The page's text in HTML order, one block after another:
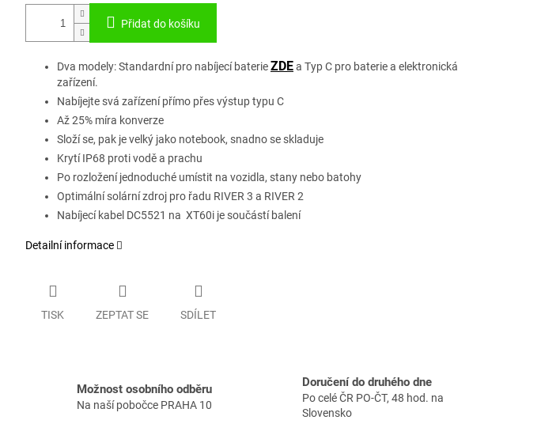
Přidat do košíku
Dva modely: Standardní pro nabíjecí baterieZDEa Typ C pro baterie a elektronická
zařízení.
Nabíjejte svá zařízení přímo přes výstup typu C
Až 25% míra konverze
Složí se, pak je velký jako notebook, snadno se skladuje
Krytí IP68 proti vodě a prachu
Po rozložení jednoduché umístit na vozidla, stany nebo batohy
Optimální solární zdroj pro řadu RIVER 3 a RIVER 2
Nabíjecí kabel DC5521 na XT60i je součástí balení
Detailní informace
TISK ZEPTAT SE SDÍLET
Možnost osobního odběru
Na naší pobočce PRAHA 10
Doručení do druhého dne
Po celé ČR PO-ČT, 48 hod. na
Slovensko